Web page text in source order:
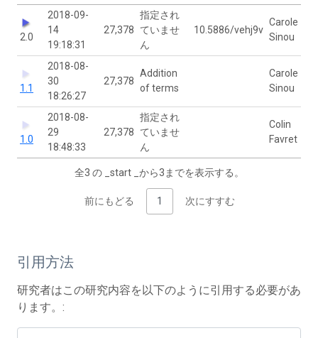
2.0
2018-09-
14
19:18:31
27,378
指定され
ていませ
ん
10.5886/vehj9v
Carole
Sinou
1.1
2018-08-
30
18:26:27
27,378
Addition
of terms
Carole
Sinou
1.0
2018-08-
29
18:48:33
27,378
指定され
ていませ
ん
Colin
Favret
全3 の _start _から3までを表示する。
前にもどる 1 次にすすむ
引用方法
研究者はこの研究内容を以下のように引用する必要があ
ります。: